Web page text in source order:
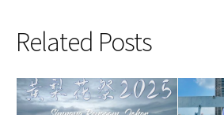
Related Posts